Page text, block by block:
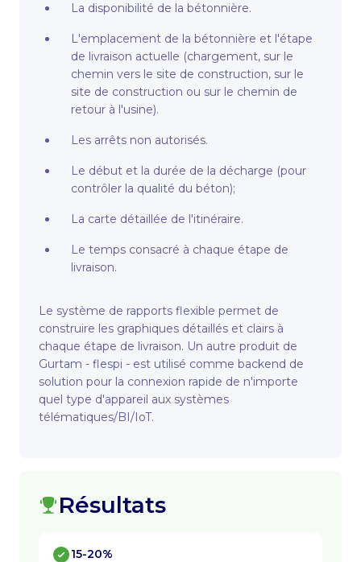
La disponibilité de la bétonnière.
L'emplacement de la bétonnière et l'étape
de livraison actuelle (chargement, sur le
chemin vers le site de construction, sur le
site de construction ou sur le chemin de
retour à l'usine).
Les arrêts non autorisés.
Le début et la durée de la décharge (pour
contrôler la qualité du béton);
La carte détaillée de l'itinéraire.
Le temps consacré à chaque étape de
livraison.
Le système de rapports flexible permet de
construire les graphiques détaillés et clairs à
chaque étape de livraison. Un autre produit de
Gurtam - flespi - est utilisé comme backend de
solution pour la connexion rapide de n'importe
quel type d'appareil aux systèmes
télématiques/BI/IoT.
Résultats
15-20%